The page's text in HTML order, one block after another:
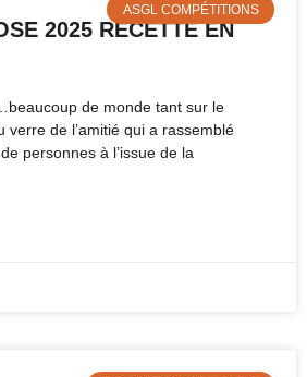
ASGL COMPÉTITIONS
2025 RECETTE EN
de monde tant sur le
verre de l’amitié qui a rassemblé
personnes à l’issue de la